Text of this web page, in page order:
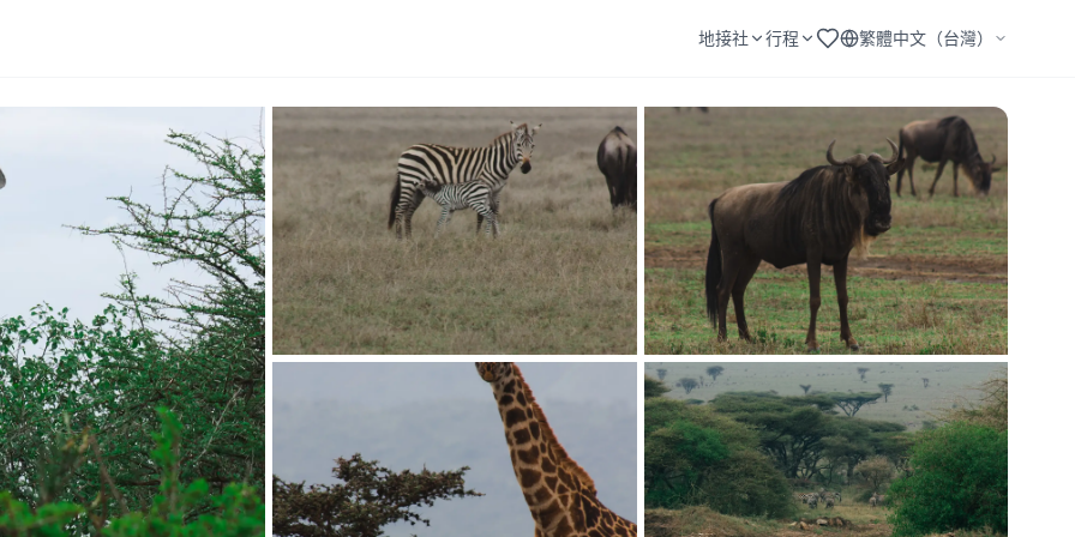
地接社 行程 繁體中文（台灣）